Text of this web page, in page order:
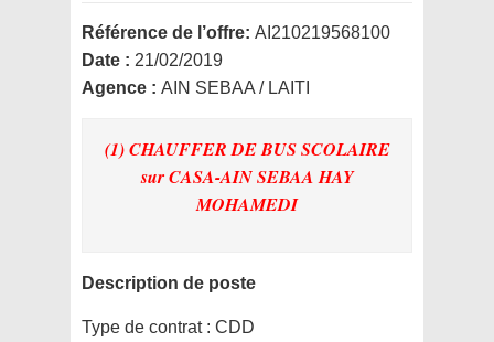
Référence de l’offre: AI210219568100
Date : 21/02/2019
Agence : AIN SEBAA / LAITI
(1) CHAUFFER DE BUS SCOLAIRE
sur CASA-AIN SEBAA HAY
MOHAMEDI
Description de poste
Type de contrat : CDD